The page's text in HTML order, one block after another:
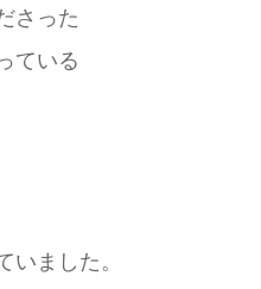
さった
ている
いました。